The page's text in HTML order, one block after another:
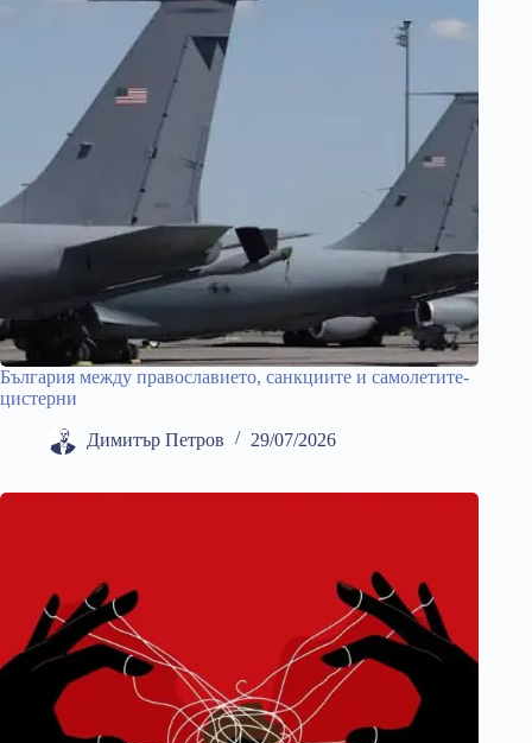
България между православието, санкциите и самолетите-
цистерни
Димитър Петров 29/07/2026